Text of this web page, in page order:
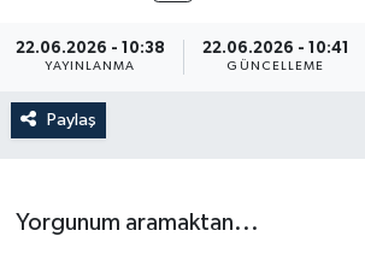
22.06.2026 - 10:38
YAYINLANMA
22.06.2026 - 10:41
GÜNCELLEME
Paylaş
Yorgunum aramaktan...